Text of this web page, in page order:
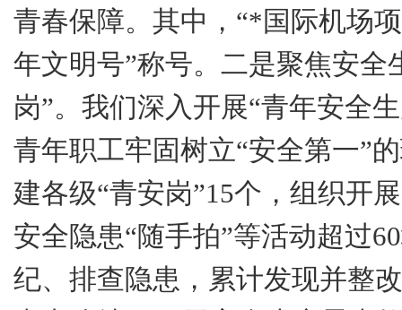
青春保障。其中，“*国际机场
年文明号”称号。 二是聚焦安全
岗”。我们深入开展“青年安全
青年职工牢固树立“安全第一”
建各级“青安岗”15个，组织开
安全隐患“随手拍”等活动超过60
纪、排查隐患，累计发现并整